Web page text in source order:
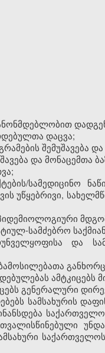
დაცვა;
შემუშავება
და მონაცემთა
სამედიცინო
უწყებრივი,
სამძებრო
და
ამტკიცებს
გენერალური
სამსახურის